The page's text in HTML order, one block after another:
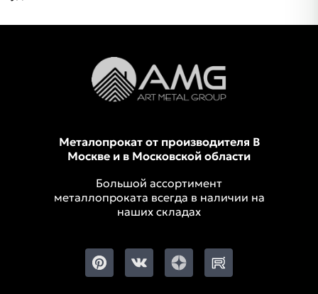
Металопрокат от производителя В
Москве и в Московской области
Большой ассортимент
металлопроката всегда в наличии на
наших складах